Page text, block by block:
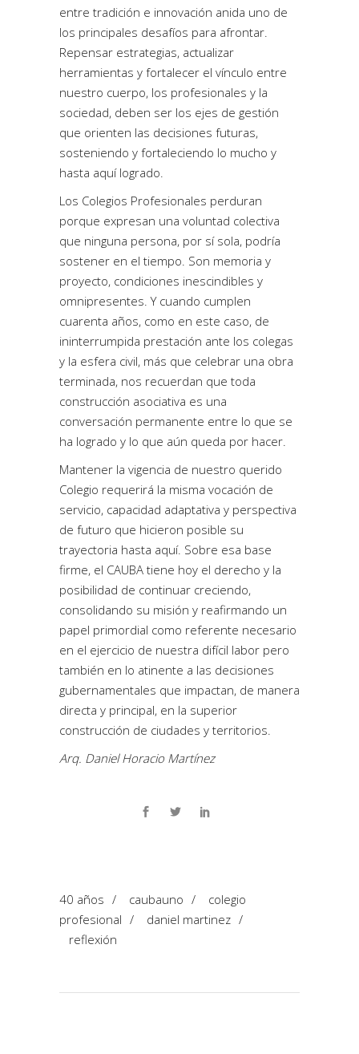
entre tradición e innovación anida uno de
los principales desafíos para afrontar.
Repensar estrategias, actualizar
herramientas y fortalecer el vínculo entre
nuestro cuerpo, los profesionales y la
sociedad, deben ser los ejes de gestión
que orienten las decisiones futuras,
sosteniendo y fortaleciendo lo mucho y
hasta aquí logrado.
Los Colegios Profesionales perduran
porque expresan una voluntad colectiva
que ninguna persona, por sí sola, podría
sostener en el tiempo. Son memoria y
proyecto, condiciones inescindibles y
omnipresentes. Y cuando cumplen
cuarenta años, como en este caso, de
ininterrumpida prestación ante los colegas
y la esfera civil, más que celebrar una obra
terminada, nos recuerdan que toda
construcción asociativa es una
conversación permanente entre lo que se
ha logrado y lo que aún queda por hacer.
Mantener la vigencia de nuestro querido
Colegio requerirá la misma vocación de
servicio, capacidad adaptativa y perspectiva
de futuro que hicieron posible su
trayectoria hasta aquí. Sobre esa base
firme, el CAUBA tiene hoy el derecho y la
posibilidad de continuar creciendo,
consolidando su misión y reafirmando un
papel primordial como referente necesario
en el ejercicio de nuestra difícil labor pero
también en lo atinente a las decisiones
gubernamentales que impactan, de manera
directa y principal, en la superior
construcción de ciudades y territorios.
Arq. Daniel Horacio Martínez
40 años / caubauno /
colegio
profesional / daniel martinez /
reflexión